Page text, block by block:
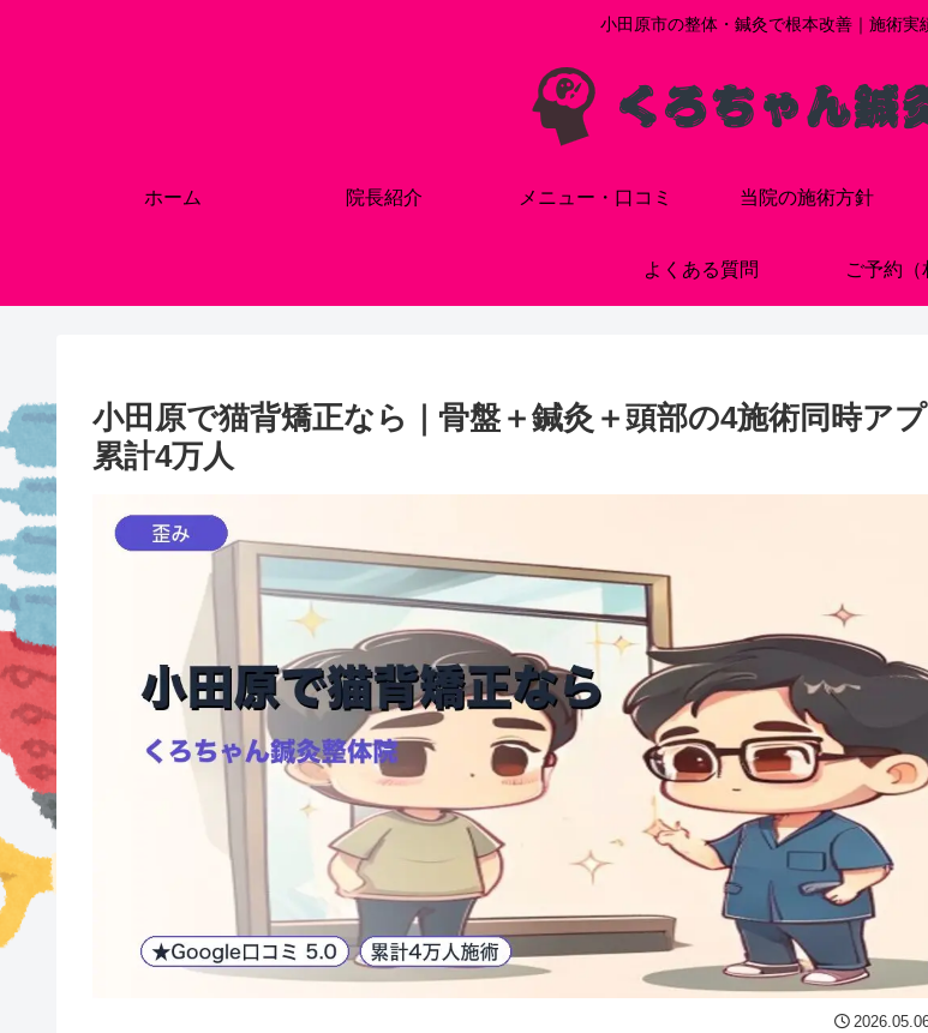
小田原市の整体・鍼灸で根本改善｜施術実
ホーム 院長紹介 メニュー・口コミ 当院の施術方針
よくある質問 ご予約（
小田原で猫背矯正なら｜骨盤＋鍼灸＋頭部の4施術同時アプ
累計4万人